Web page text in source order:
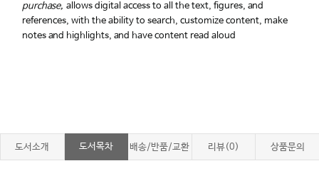
purchase, allows digital access to all the text, figures, and
references, with the ability to search, customize content, make
notes and highlights, and have content read aloud
도서소개 도서목차 배송/반품/교환 리뷰(0) 상품문의